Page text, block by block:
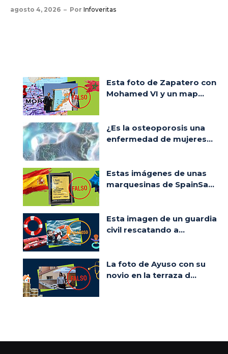
agosto 4, 2026 Por Infoveritas
Esta foto de Zapatero con
Mohamed VI y un map...
¿Es la osteoporosis una
enfermedad de mujeres...
Estas imágenes de unas
marquesinas de SpainSa...
Esta imagen de un guardia
civil rescatando a...
La foto de Ayuso con su
novio en la terraza d...